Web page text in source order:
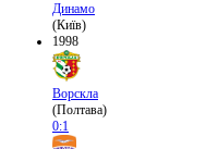
Динамо
(Київ)
1998
Ворскла
(Полтава)
0:1